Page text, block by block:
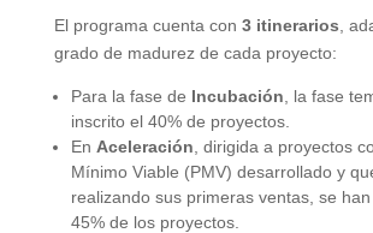
El programa cuenta con 3 itinerarios ,
grado de madurez de cada proyecto:
Para la fase de Incubación , la fase
inscrito el 40% de proyectos.
En Aceleración , dirigida a proyectos
Mínimo Viable (PMV) desarrollado y
realizando sus primeras ventas, se
45% de los proyectos.